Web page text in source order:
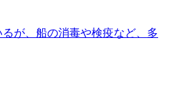
が、船の消毒や検疫など、多